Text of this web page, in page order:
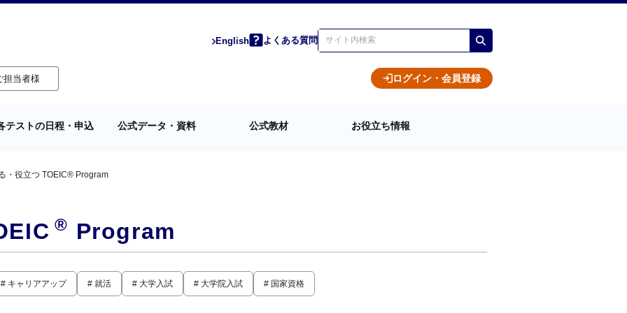
English よくある質問
担当者様 ログイン・会員登録
テストの日程・申込 公式データ・資料 公式教材 お役立ち情報
・役立つ TOEIC® Program
® Program
# キャリアアップ # 就活 # 大学入試 # 大学院入試 # 国家資格